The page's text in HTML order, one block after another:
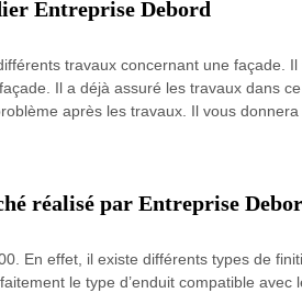
Entreprise Debord
travaux concernant une façade.
Il a déjà assuré les travaux dans
après les travaux. Il vous
réalisé par Entreprise
En effet, il existe différents types de
le type d’enduit compatible avec